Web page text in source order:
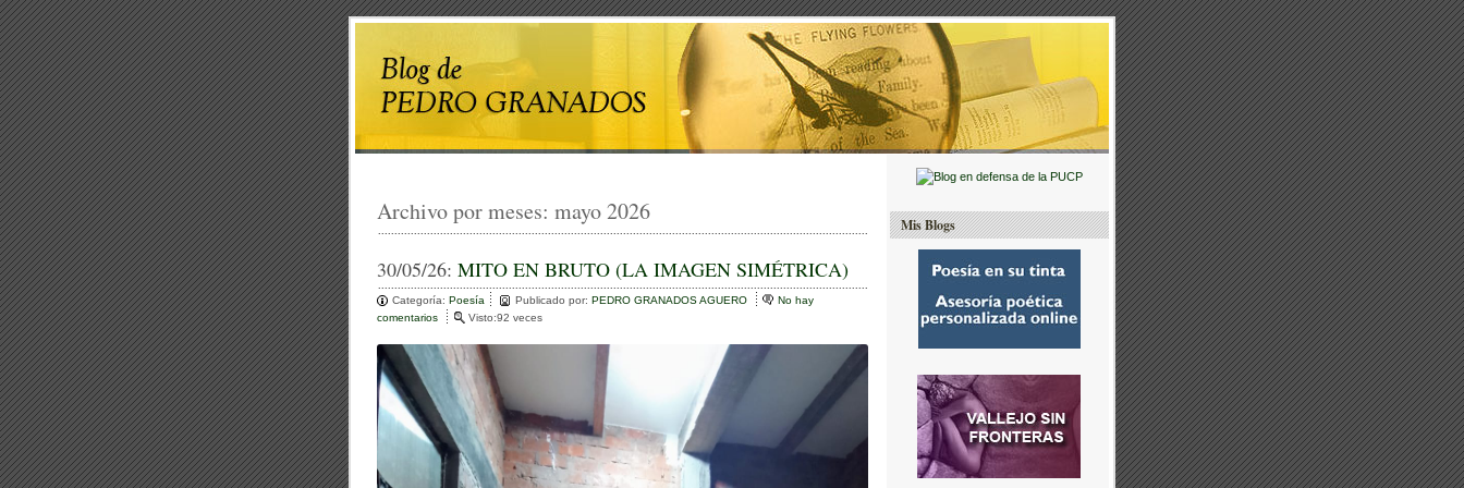
Archivo por meses: mayo 2026
30/05/26: MITO EN BRUTO (LA IMAGEN SIMÉTRICA)
Categoría: Poesía Publicado por: PEDRO GRANADOS AGUERO
No hay
comentarios
M
O
E
N
B
R
Visto:92 veces
Mis Blogs